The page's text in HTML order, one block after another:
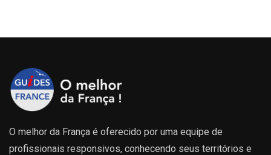
O melhor da França é oferecido por uma equipe de
profissionais responsivos, conhecendo seus territórios e